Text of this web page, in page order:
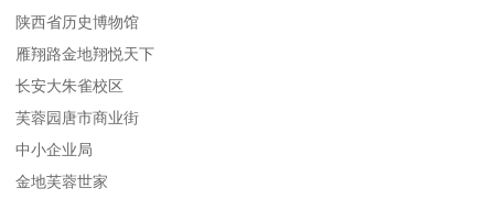
陕西省历史博物馆
雁翔路金地翔悦天下
长安大朱雀校区
芙蓉园唐市商业街
中小企业局
金地芙蓉世家